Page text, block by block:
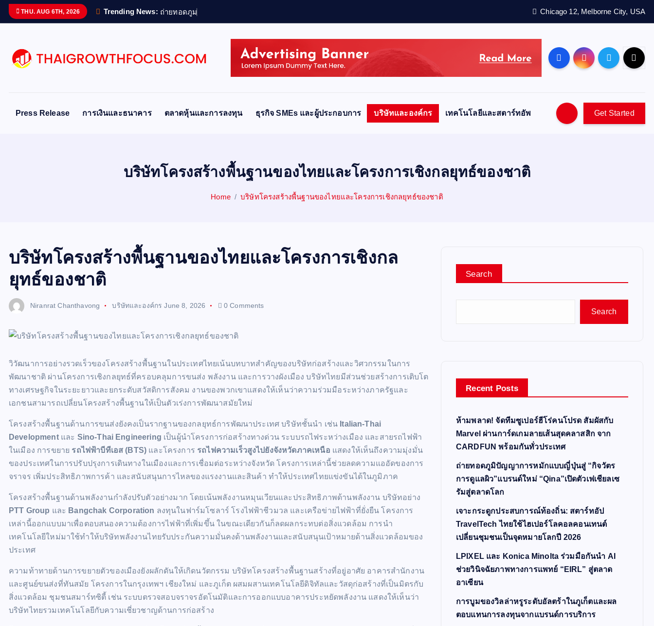
THU. AUG 6TH, 2026 Trending News: ถายทอดภม Chicago 12, Melborne City, USA
Press Release การเงินและธนาคาร ตลาดหุ้นและการลงทุน ธุรกิจ SMEs และผู้ประกอบการ บริษัทและองค์กร เทคโนโลยีและสตาร์ทอัพ Get Started
บริษัทโครงสร้างพื้นฐานของไทยและโครงการเชิงกลยุทธ์ของชาติ
Home บริษัทโครงสร้างพื้นฐานของไทยและโครงการเชิงกลยุทธ์ของชาติ
บริษัทโครงสร้างพื้นฐานของไทยและโครงการเชิงกล
ยุทธ์ของชาติ
Niranrat Chanthavong บริษัทและองค์กร June 8, 2026 0 Comments
วิวัฒนาการอย่างรวดเร็วของโครงสร้างพื้นฐานในประเทศไทยเน้นบทบาทสำคัญของบริษัทก่อสร้างและวิศวกรรมในการ
พัฒนาชาติ ผ่านโครงการเชิงกลยุทธ์ที่ครอบคลุมการขนส่ง พลังงาน และการวางผังเมือง บริษัทไทยมีส่วนช่วยสร้างการเติบโต
ทางเศรษฐกิจในระยะยาวและยกระดับสวัสดิการสังคม งานของพวกเขาแสดงให้เห็นว่าความร่วมมือระหว่างภาครัฐและ
เอกชนสามารถเปลี่ยนโครงสร้างพื้นฐานให้เป็นตัวเร่งการพัฒนาสมัยใหม่
โครงสร้างพื้นฐานด้านการขนส่งยังคงเป็นรากฐานของกลยุทธ์การพัฒนาประเทศ บริษัทชั้นนำ เช่น Italian-Thai
Developmentและ Sino-Thai Engineering เป็นผู้นำโครงการก่อสร้างทางด่วน ระบบรถไฟระหว่างเมือง และสายรถไฟฟ้า
ในเมือง การขยาย รถไฟฟ้าบีทีเอส (BTS) และโครงการ รถไฟความเร็วสูงไปยังจังหวัดภาคเหนือ แสดงให้เห็นถึงความมุ่งมั่น
ของประเทศในการปรับปรุงการเดินทางในเมืองและการเชื่อมต่อระหว่างจังหวัด โครงการเหล่านี้ช่วยลดความแออัดของการ
จราจร เพิ่มประสิทธิภาพการค้า และสนับสนุนการไหลของแรงงานและสินค้า ทำให้ประเทศไทยแข่งขันได้ในภูมิภาค
โครงสร้างพื้นฐานด้านพลังงานกำลังปรับตัวอย่างมาก โดยเน้นพลังงานหมุนเวียนและประสิทธิภาพด้านพลังงาน บริษัทอย่าง
PTT Group และ Bangchak Corporation ลงทุนในฟาร์มโซลาร์ โรงไฟฟ้าชีวมวล และเครือข่ายไฟฟ้าที่ยั่งยืน โครงการ
เหล่านี้ออกแบบมาเพื่อตอบสนองความต้องการไฟฟ้าที่เพิ่มขึ้น ในขณะเดียวกันก็ลดผลกระทบต่อสิ่งแวดล้อม การนำ
เทคโนโลยีใหม่มาใช้ทำให้บริษัทพลังงานไทยรับประกันความมั่นคงด้านพลังงานและสนับสนุนเป้าหมายด้านสิ่งแวดล้อมของ
ประเทศ
ความท้าทายด้านการขยายตัวของเมืองยังผลักดันให้เกิดนวัตกรรม บริษัทโครงสร้างพื้นฐานสร้างที่อยู่อาศัย อาคารสำนักงาน
และศูนย์ขนส่งที่ทันสมัย โครงการในกรุงเทพฯ เชียงใหม่ และภูเก็ต ผสมผสานเทคโนโลยีดิจิทัลและวัสดุก่อสร้างที่เป็นมิตรกับ
สิ่งแวดล้อม ชุมชนสมาร์ทซิตี้ เช่น ระบบตรวจสอบจราจรอัตโนมัติและการออกแบบอาคารประหยัดพลังงาน แสดงให้เห็นว่า
บริษัทไทยรวมเทคโนโลยีกับความเชี่ยวชาญด้านการก่อสร้าง
Search
Search
Recent Posts
ห้ามพลาด! จัดทีมซูเปอร์ฮีโร่คนโปรด สัมผัสกับ
Marvel ผ่านการ์ดเกมลายเส้นสุดคลาสสิก จาก
CARDFUN พร้อมกันทั่วประเทศ
ถ่ายทอดภูมิปัญญาการหมักแบบญี่ปุ่นสู่ “กิจวัตร
การดูแลผิว”แบรนด์ใหม่ “Qina”เปิดตัวเฟเชียลเซ
รัมสู่ตลาดโลก
เจาะกระดูกประสบการณ์ท้องถิ่น: สตาร์ทอัป
TravelTech ไทยใช้ไฮเปอร์โลคอลคอนเทนต์
เปลี่ยนชุมชนเป็นจุดหมายโลกปี 2026
LPIXEL และ Konica Minolta ร่วมมือกันนำ AI
ช่วยวินิจฉัยภาพทางการแพทย์ “EIRL” สู่ตลาด
อาเซียน
การบูมของวิลล่าหรูระดับอัลตร้าในภูเก็ตและผล
ตอบแทนการลงทุนจากแบรนด์การบริการ